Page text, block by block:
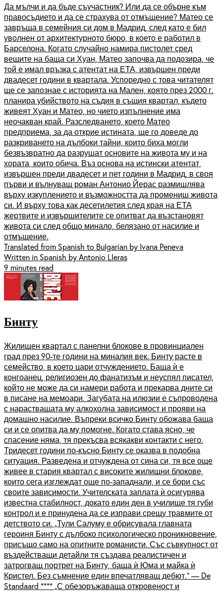
Да мълчи и да бъде съучастник? Или да се обърне към
правосъдието и да се страхува от отмъщение? Матео се
завръща в семейния си дом в Мадрид, след като е бил
уволнен от архитектурното бюро, в което е работил в
Барселона. Когато случайно намира пистолет сред
вещите на баща си Хуан, Матео започва да подозира, че
той е имал връзка с атентат на ЕТА, извършен преди
двадесет години в квартала. Успоредно с това читателят
ще се запознае с историята на Мален, която през 2000 г.
планира убийството на съдия в същия квартал, където
живеят Хуан и Матео, но чието изпълнение има
неочакван край. Разследването, което Матео
предприема, за да открие истината, ще го доведе до
разкриването на дълбоки тайни, които биха могли
безвъзвратно да разрушат основите на живота му и на
хората, които обича. Въз основа на истински атентат,
извършен преди двадесет и пет години в Мадрид, в своя
първи и вълнуващ роман Антонио Йерас размишлява
върху изкуплението и възможността да промениш живота
си. И върху това как десетилетия след края на ЕТА
жертвите и извършителите се опитват да възстановят
живота си след общо минало, белязано от насилие и
отмъщение.
Translated from Spanish to Bulgarian by Ivana Peneva
Written in Spanish by Antonio Lleras
9 minutes read
Бинту
Жилищен квартал с панелни блокове в провинциален
град през 90-те години на миналия век. Бинту расте в
семейство, в което цари отчуждението. Баща ѝ е
конгоанец, религиозен до фанатизъм и неуспял писател,
който не може да си намери работа и прекарва дните си
в писане на мемоари. Загубата на илюзии е съпроводена
с нарастващата му алкохолна зависимост и прояви на
домашно насилие. Въпреки всичко Бинту обожава баща
си и се опитва да му помогне. Когато става ясно, че
спасение няма, тя прекъсва всякакви контакти с него.
Тридесет години по-късно Бинту се оказва в подобна
ситуация. Разведена и отчуждена от сина си, тя все още
живее в стария квартал с високите жилищни блокове,
които сега изглеждат още по-западнали, и се бори със
своите зависимости. Учителската заплата ѝ осигурява
известна стабилност, докато един ден в училище тя губи
контрол и е принудена да се изправи срещу травмите от
детството си. „Тули Салуму е обрисувала главната
героиня Бинту с дълбоко психологическо проникновение,
присъщо само на опитните романисти. Със съвкупност от
въздействащи детайли тя създава реалистичен и
затрогващ портрет на Бинту, баща ѝ Юма и майка ѝ
Кристел. Без съмнение един впечатляващ дебют.“ — De
Standaard **** „С обезоръжаваща откровеност и